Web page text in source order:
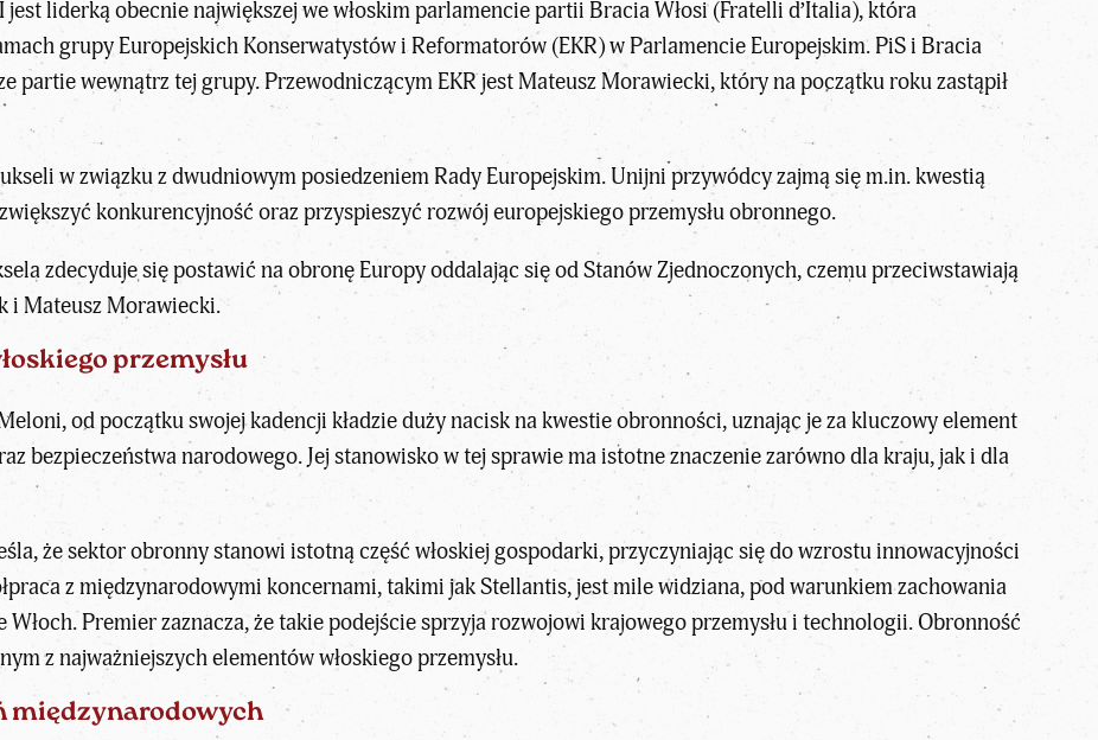
liderką obecnie największej we włoskim parlamencie partii Bracia Włosi (Fratelli d’Italia), która
grupy Europejskich Konserwatystów i Reformatorów (EKR) w Parlamencie Europejskim. PiS i Bracia
partie wewnątrz tej grupy. Przewodniczącym EKR jest Mateusz Morawiecki, który na początku roku zastąpił
w związku z dwudniowym posiedzeniem Rady Europejskim. Unijni przywódcy zajmą się m.in. kwestią
konkurencyjność oraz przyspieszyć rozwój europejskiego przemysłu obronnego.
zdecyduje się postawić na obronę Europy oddalając się od Stanów Zjednoczonych, czemu przeciwstawiają
i Mateusz Morawiecki.
przemysłu
od początku swojej kadencji kładzie duży nacisk na kwestie obronności, uznając je za kluczowy element
bezpieczeństwa narodowego. Jej stanowisko w tej sprawie ma istotne znaczenie zarówno dla kraju, jak i dla
że sektor obronny stanowi istotną część włoskiej gospodarki, przyczyniając się do wzrostu innowacyjności
z międzynarodowymi koncernami, takimi jak Stellantis, jest mile widziana, pod warunkiem zachowania
Premier zaznacza, że takie podejście sprzyja rozwojowi krajowego przemysłu i technologii. Obronność
z najważniejszych elementów włoskiego przemysłu.
międzynarodowych